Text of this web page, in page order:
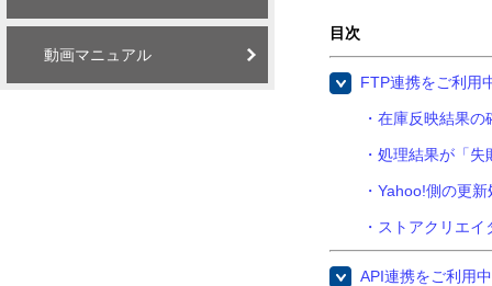
動画マニュアル
目次
FTP連携をご利用
・在庫反映結果の
・処理結果が「
・Yahoo!側の更
・ストアクリエ
API連携をご利用